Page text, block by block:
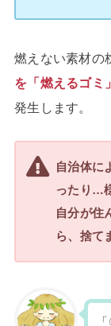
燃えない素材の
を「燃えるゴミ」
発生します。
自治体に
ったり…
自分が住
ら、捨て